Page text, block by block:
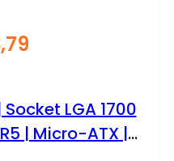
LGA 1700
| Micro-ATX |